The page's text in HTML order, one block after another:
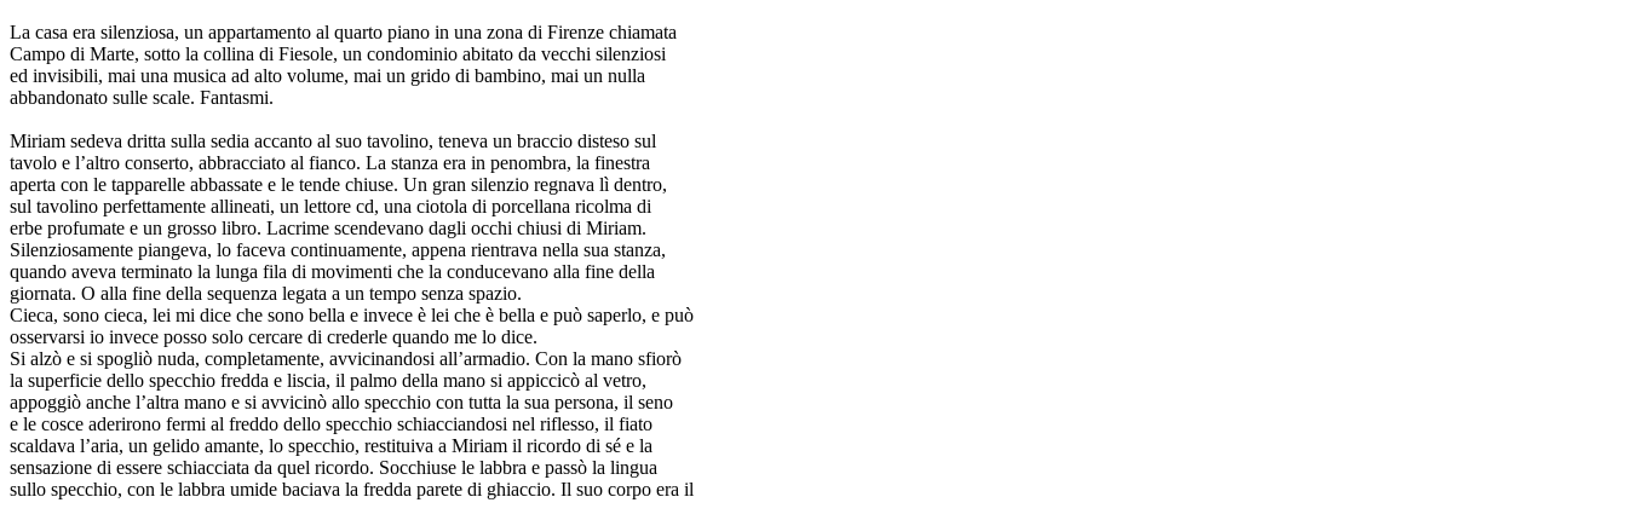
La casa era silenziosa, un appartamento al quarto piano in una zona di Firenze chiamata
Campo di Marte, sotto la collina di Fiesole, un condominio abitato da vecchi silenziosi
ed invisibili, mai una musica ad alto volume, mai un grido di bambino, mai un nulla
abbandonato sulle scale. Fantasmi.
Miriam sedeva dritta sulla sedia accanto al suo tavolino, teneva un braccio disteso sul
tavolo e l’altro conserto, abbracciato al fianco. La stanza era in penombra, la finestra
aperta con le tapparelle abbassate e le tende chiuse. Un gran silenzio regnava lì dentro,
sul tavolino perfettamente allineati, un lettore cd, una ciotola di porcellana ricolma di
erbe profumate e un grosso libro. Lacrime scendevano dagli occhi chiusi di Miriam.
Silenziosamente piangeva, lo faceva continuamente, appena rientrava nella sua stanza,
quando aveva terminato la lunga fila di movimenti che la conducevano alla fine della
giornata. O alla fine della sequenza legata a un tempo senza spazio.
Cieca, sono cieca, lei mi dice che sono bella e invece è lei che è bella e può saperlo, e può
osservarsi io invece posso solo cercare di crederle quando me lo dice.
Si alzò e si spogliò nuda, completamente, avvicinandosi all’armadio. Con la mano sfiorò
la superficie dello specchio fredda e liscia, il palmo della mano si appiccicò al vetro,
appoggiò anche l’altra mano e si avvicinò allo specchio con tutta la sua persona, il seno
e le cosce aderirono fermi al freddo dello specchio schiacciandosi nel riflesso, il fiato
scaldava l’aria, un gelido amante, lo specchio, restituiva a Miriam il ricordo di sé e la
sensazione di essere schiacciata da quel ricordo. Socchiuse le labbra e passò la lingua
sullo specchio, con le labbra umide baciava la fredda parete di ghiaccio. Il suo corpo era il